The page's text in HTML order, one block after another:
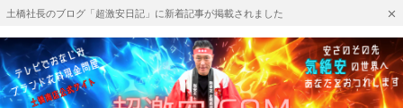
土橋社長のブログ「超激安日記」に新着記事が掲載されました